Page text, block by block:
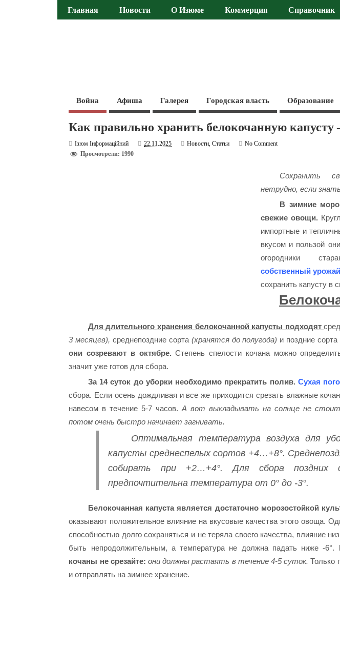
Главная Новости О Изюме Коммерция Справочник
Война Афиша Галерея Городская власть Образование
Как правильно хранить белокочанную
Ізюм Інформаційний 22.11.2025 Новости,Статьи
No Comment
Просмотрели: 1990
Сохранить
нетрудно, если
В зимние
свежие овощи.
импортные и
вкусом и пользой
огородники
собственный урожай
сохранить капусту в
Для длительного хранения белокочанной капусты подходят
3 месяцев), среднепоздние сорта (хранятся до полугода) и поздние сорта
они созревают в октябре.Степень спелости кочана можно
значит уже готов для сбора.
За 14 суток до уборки необходимо прекратить полив. Сухая
сбора. Если осень дождливая и все же приходится срезать влажные
навесом в течение 5-7 часов.А вот выкладывать на солнце не
потом очень быстро начинает загнивать.
Оптимальная температура воздуха для
капусты среднеспелых сортов +4…+8°.
собирать при +2…+4°. Для сбора поздних
предпочтительна температура от 0° до -3°.
Белокочанная капуста является достаточно морозостойкой
оказывают положительное влияние на вкусовые качества этого овоща.
способностью долго сохраняться и не теряла своего качества, влияние
быть непродолжительным, а температура не должна падать ниже -6°.
кочаны не срезайте: они должны растаять в течение 4-5 суток. Только
и отправлять на зимнее хранение.